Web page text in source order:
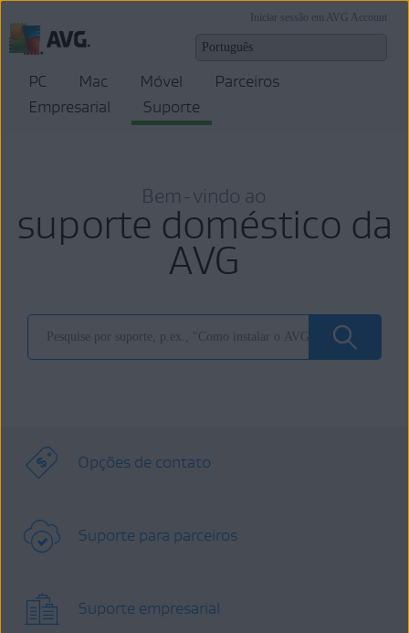
Iniciar sessão em AVG Account
PC Mac Móvel
Parceiros
Empresarial
Suporte
Bem-vindo ao
suporte doméstico da
AVG
Opções de contato
Suporte para parceiros
Suporte empresarial